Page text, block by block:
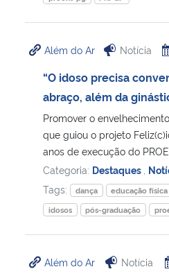
Além do Ar Notícia
“O idoso precisa
abraço, além da
Promover o
que guiou o projeto
anos de execução do
Categoria: Destaques
Tags:
dança educação física
idosos
pós-graduação
Além do Ar Notícia